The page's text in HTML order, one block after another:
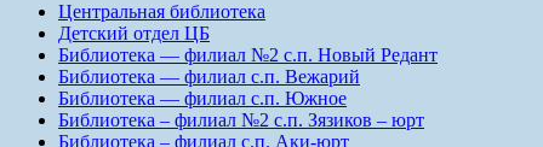
Центральная библиотека
Детский отдел ЦБ
Библиотека — филиал №2 с.п. Новый Редант
Библиотека — филиал с.п. Вежарий
Библиотека — филиал с.п. Южное
Библиотека – филиал №2 с.п. Зязиков – юрт
Библиотека – филиал с.п. Аки-юрт